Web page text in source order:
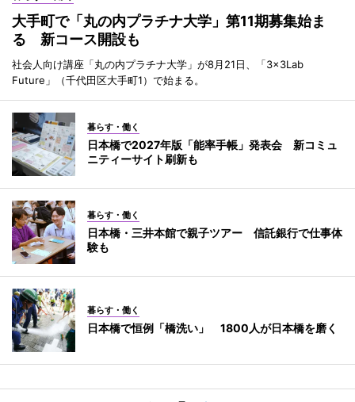
大手町で「丸の内プラチナ大学」第11期募集始ま
る 新コース開設も
社会人向け講座「丸の内プラチナ大学」が8月21日、「3×3Lab
Future」（千代田区大手町1）で始まる。
暮らす・働く
日本橋で2027年版「能率手帳」発表会 新コミュ
ニティーサイト刷新も
暮らす・働く
日本橋・三井本館で親子ツアー 信託銀行で仕事体
験も
暮らす・働く
日本橋で恒例「橋洗い」 1800人が日本橋を磨く